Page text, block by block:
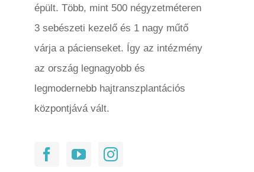
épült. Több, mint 500 négyzetméteren
3 sebészeti kezelő és 1 nagy műtő
várja a pácienseket. Így az intézmény
az ország legnagyobb és
legmodernebb hajtranszplantációs
központjává vált.